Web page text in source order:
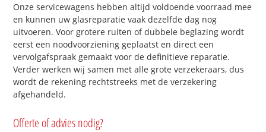
Onze servicewagens hebben altijd voldoende voorraad mee
en kunnen uw glasreparatie vaak dezelfde dag nog
uitvoeren. Voor grotere ruiten of dubbele beglazing wordt
eerst een noodvoorziening geplaatst en direct een
vervolgafspraak gemaakt voor de definitieve reparatie.
Verder werken wij samen met alle grote verzekeraars, dus
wordt de rekening rechtstreeks met de verzekering
afgehandeld.
Offerte of advies nodig?